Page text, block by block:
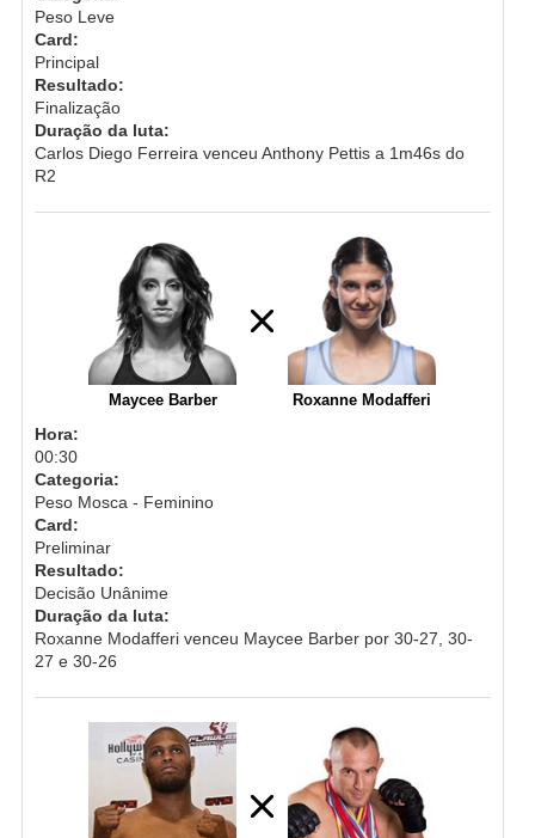
Peso Leve
Card:
Principal
Resultado:
Finalização
Duração da luta:
Carlos Diego Ferreira venceu Anthony Pettis a 1m46s do
R2
Maycee Barber Roxanne Modafferi
Hora:
00:30
Categoria:
Peso Mosca - Feminino
Card:
Preliminar
Resultado:
Decisão Unânime
Duração da luta:
Roxanne Modafferi venceu Maycee Barber por 30-27, 30-
27 e 30-26